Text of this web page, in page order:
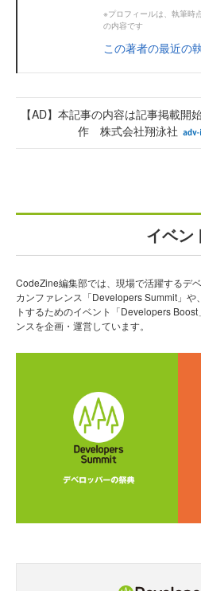
※プロフィールは、執筆時
の内容です
この著者の最近の
【AD】本記事の内容は記事掲載
作 株式会社翔泳社
イベン
CodeZine編集部では、現場で活躍するデ
カンファレンス「Developers Summit」や
トするためのイベント「Developers
ンスを企画・運営しています。